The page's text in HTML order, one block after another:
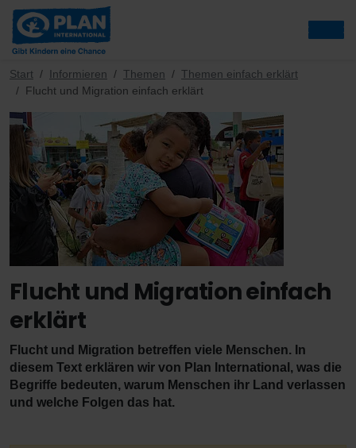
Start Informieren Themen
Themen einfach erklärt
Flucht und Migration einfach erklärt
Flucht und Migration einfach
erklärt
Flucht und Migration betreffen viele Menschen. In
diesem Text erklären wir von Plan International, was die
Begriffe bedeuten, warum Menschen ihr Land verlassen
und welche Folgen das hat.